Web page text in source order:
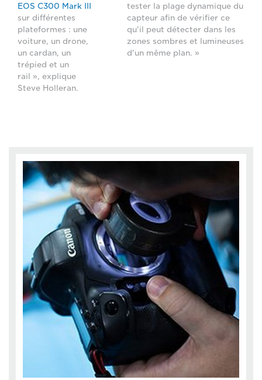
EOS C300 Mark III
sur différentes
plateformes : une
voiture, un drone,
un cardan, un
trépied et un
rail », explique
Steve Holleran.
tester la plage dynamique du
capteur afin de vérifier ce
qu'il peut détecter dans les
zones sombres et lumineuses
d'un même plan. »